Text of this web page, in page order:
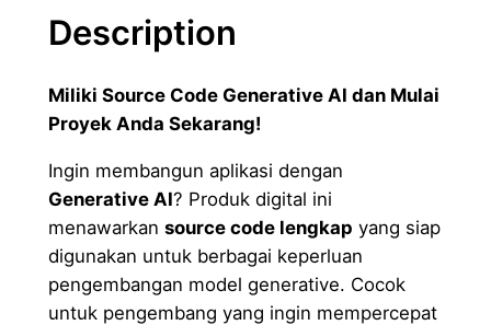
e
I
–
o
u
r
c
e
C
Description
Miliki Source Code Generative AI dan Mulai
Proyek Anda Sekarang!
Ingin membangun aplikasi dengan
Generative AI? Produk digital ini
menawarkan source code lengkap yang siap
digunakan untuk berbagai keperluan
pengembangan model generative. Cocok
untuk pengembang yang ingin mempercepat